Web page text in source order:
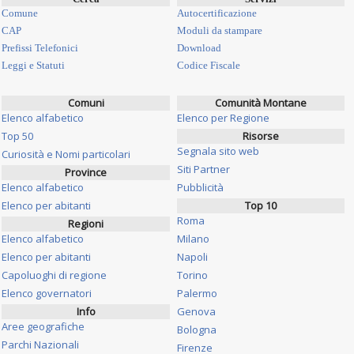
Comune
CAP
Prefissi Telefonici
Leggi e Statuti
Autocertificazione
Moduli da stampare
Download
Codice Fiscale
Comuni
Elenco alfabetico
Top 50
Curiosità e Nomi particolari
Province
Elenco alfabetico
Elenco per abitanti
Regioni
Elenco alfabetico
Elenco per abitanti
Capoluoghi di regione
Elenco governatori
Info
Aree geografiche
Parchi Nazionali
Comunità Montane
Elenco per Regione
Risorse
Segnala sito web
Siti Partner
Pubblicità
Top 10
Roma
Milano
Napoli
Torino
Palermo
Genova
Bologna
Firenze